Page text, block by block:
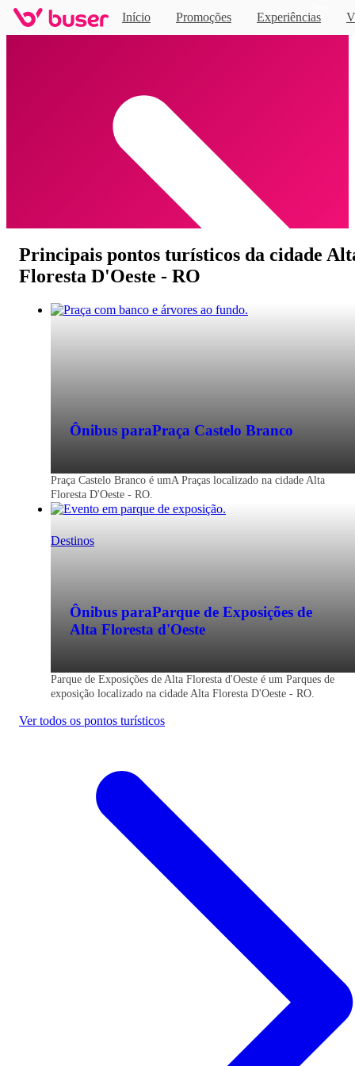
Início Promoções Experiências
Home
Destinos
Principais pontos turísticos da cidade
Floresta D'Oeste - RO
Ônibus paraPraça Castelo Branco
Praça Castelo Branco é umA Praças localizado na cidade Alta
Floresta D'Oeste - RO.
Ônibus paraParque de Exposições de
Alta Floresta d'Oeste
Parque de Exposições de Alta Floresta d'Oeste é um Parques de
exposição localizado na cidade Alta Floresta D'Oeste - RO.
Ver todos os pontos turísticos